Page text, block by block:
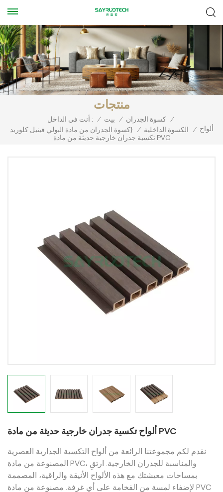
منتجات
أنت في الداخل : / بيت / كسوة الجدران /
كسوة الجدران من مادة البولي فينيل كلوريد}
/ الكسوة الداخلية / ألواح
تكسية جدران خارجية حديثة من مادة PVC
ألواح تكسية جدران خارجية حديثة من مادة PVC
نقدم لكم مجموعتنا الرائعة من ألواح التكسية الجدارية العصرية
المصنوعة من مادة PVC، والمناسبة للجدران الخارجية. ارتقِ
بمساحات معيشتك مع هذه الألواح الأنيقة والراقية، المصممة
لإضفاء لمسة من الفخامة على أي غرفة. مصنوعة من مادة PVC